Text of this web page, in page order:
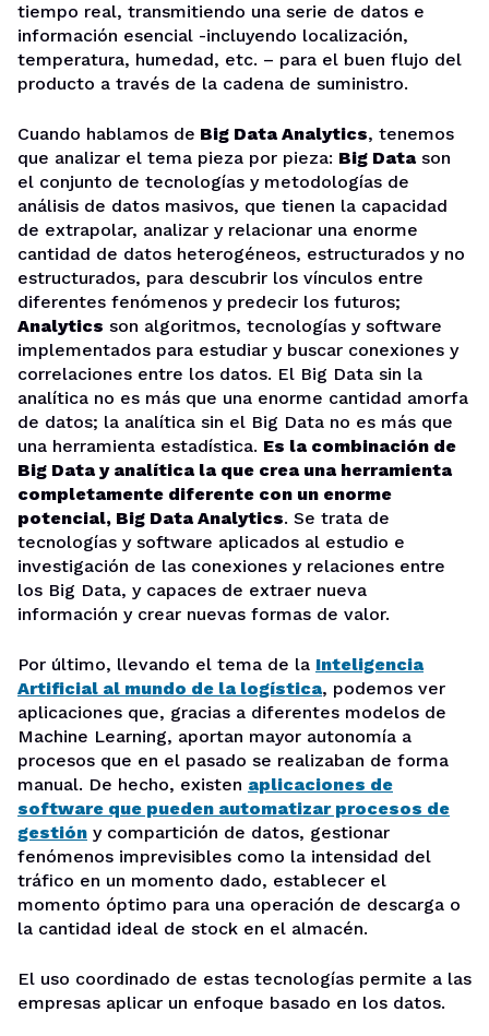
tiempo real, transmitiendo una serie de datos e
información esencial -incluyendo localización,
temperatura, humedad, etc. – para el buen flujo del
producto a través de la cadena de suministro.
Cuando hablamos de Big Data Analytics, tenemos
que analizar el tema pieza por pieza: Big Datason
el conjunto de tecnologías y metodologías de
análisis de datos masivos, que tienen la capacidad
de extrapolar, analizar y relacionar una enorme
cantidad de datos heterogéneos, estructurados y no
estructurados, para descubrir los vínculos entre
diferentes fenómenos y predecir los futuros;
Analytics son algoritmos, tecnologías y software
implementados para estudiar y buscar conexiones y
correlaciones entre los datos. El Big Data sin la
analítica no es más que una enorme cantidad amorfa
de datos; la analítica sin el Big Data no es más que
una herramienta estadística. Es la combinación de
Big Data y analítica la que crea una herramienta
completamente diferente con un enorme
potencial, Big Data Analytics. Se trata de
tecnologías y software aplicados al estudio e
investigación de las conexiones y relaciones entre
los Big Data, y capaces de extraer nueva
información y crear nuevas formas de valor.
Por último, llevando el tema de la Inteligencia
Artificial al mundo de la logística, podemos ver
aplicaciones que, gracias a diferentes modelos de
Machine Learning, aportan mayor autonomía a
procesos que en el pasado se realizaban de forma
manual. De hecho, existen aplicaciones de
software que pueden automatizar procesos de
gestión y compartición de datos, gestionar
fenómenos imprevisibles como la intensidad del
tráfico en un momento dado, establecer el
momento óptimo para una operación de descarga o
la cantidad ideal de stock en el almacén.
El uso coordinado de estas tecnologías permite a las
empresas aplicar un enfoque basado en los datos.